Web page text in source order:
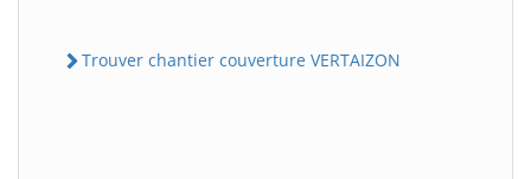
Trouver chantier couverture VERTAIZON